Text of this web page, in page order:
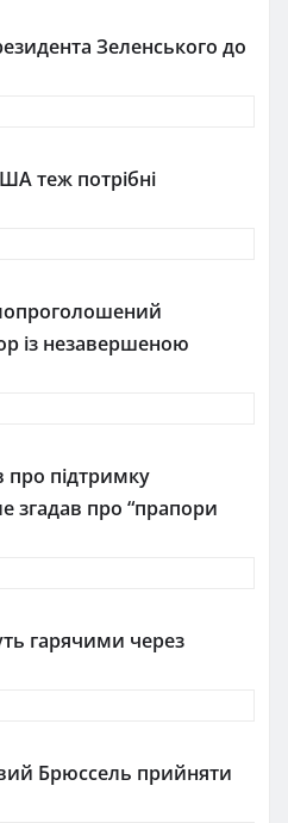
Зеленського до
теж потрібні
із незавершеною
підтримку
згадав про “прапори
гарячими через
Брюссель прийняти